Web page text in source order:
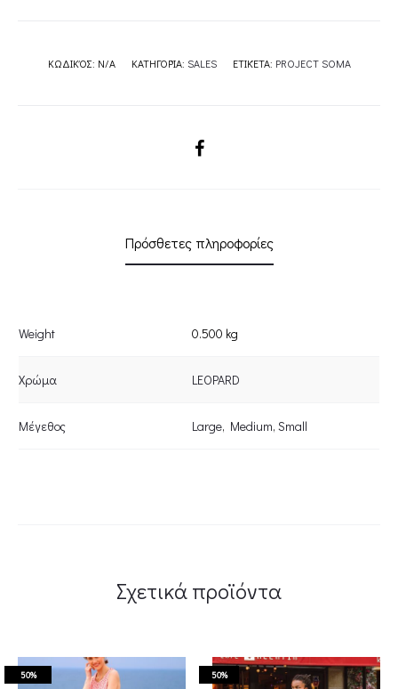
ΚΩΔΙΚΌΣ: N/A ΚΑΤΗΓΟΡΊΑ: SALES ΕΤΙΚΈΤΑ: PROJECT SOMA
SHARE
Πρόσθετες πληροφορίες
Weight 0.500 kg
Χρώμα LEOPARD
Μέγεθος Large, Medium, Small
Σχετικά προϊόντα
50% 50%